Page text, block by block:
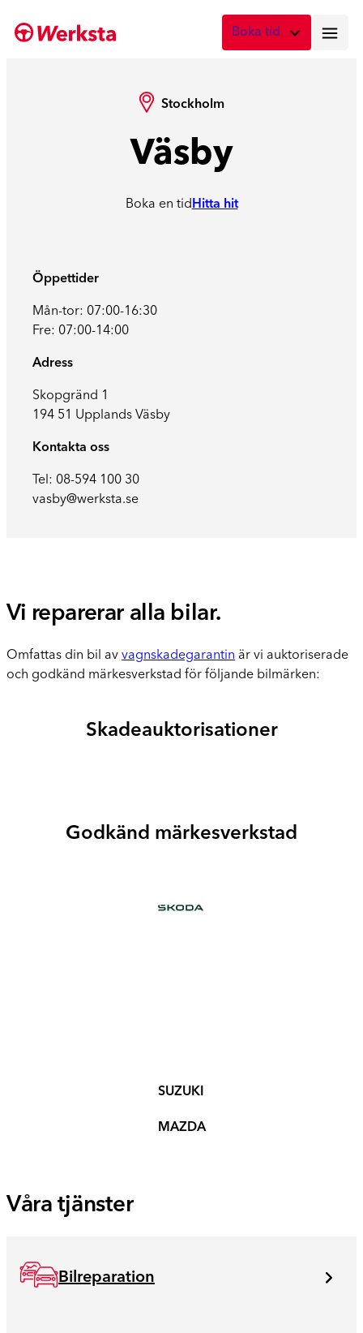
Boka tid
Digital skadebesiktning
Skadebesiktning på verkstad
Lagning av stenskott
Byte av vindruta
Stockholm
Väsby
Boka en tid Hitta hit
Öppettider
Mån-tor: 07:00-16:30
Fre: 07:00-14:00
Adress
Skopgränd 1
194 51 Upplands Väsby
Kontakta oss
Tel: 08-594 100 30
vasby@werksta.se
Vi reparerar alla bilar.
Omfattas din bil av vagnskadegarantin är vi auktoriserade
och godkänd märkesverkstad för följande bilmärken:
Skadeauktorisationer
Godkänd märkesverkstad
SUZUKI
MAZDA
Våra tjänster
Bilreparation